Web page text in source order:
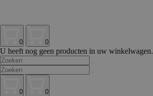
0 0
U heeft nog geen producten in uw winkelwagen.
0 0